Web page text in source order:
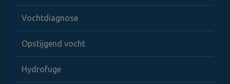
Vochtdiagnose
Opstijgend vocht
Hydrofuge